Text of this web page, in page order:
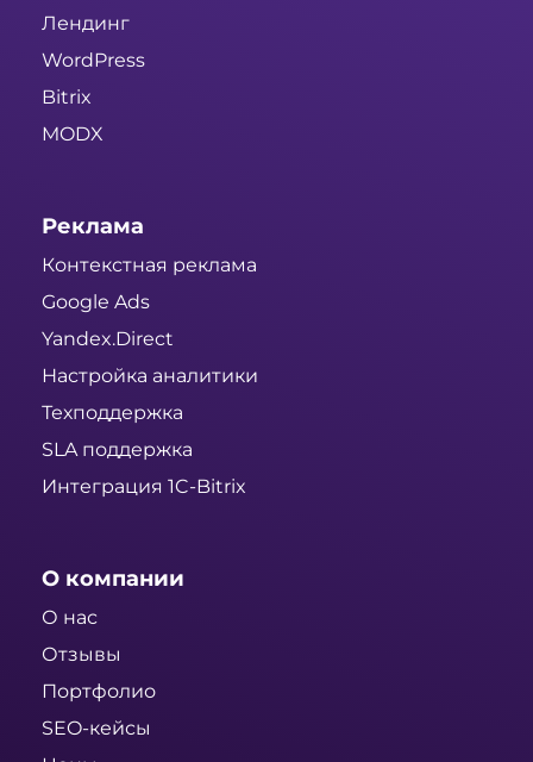
Лендинг
WordPress
Bitrix
MODX
Реклама
Контекстная реклама
Google Ads
Yandex.Direct
Настройка аналитики
Техподдержка
SLA поддержка
Интеграция 1C-Bitrix
О компании
О нас
Отзывы
Портфолио
SEO-кейсы